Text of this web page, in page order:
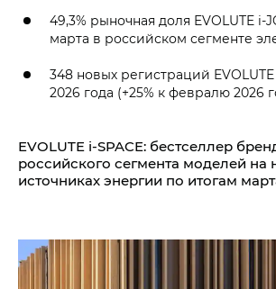
49,3% рыночная доля EVOLUTE
марта в российском сегменте
348 новых регистраций
2026 года (+25% к февралю 2026
EVOLUTE i‑SPACE: бестселлер
российского сегмента моделей на
источниках энергии по итогам